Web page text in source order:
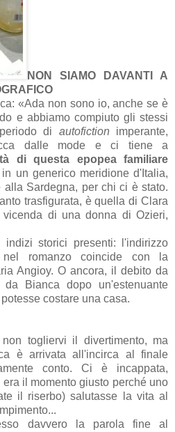
NON SIAMO DAVANTI A
«Ada non sono io, anche se è
e abbiamo compiuto gli stessi
di autofiction imperante,
dalle mode e ci tiene a
di questa epopea familiare
un generico meridione d'Italia,
Sardegna, per chi ci è stato.
trasfigurata, è quella di Clara
di una donna di Ozieri,
storici presenti: l'indirizzo
romanzo coincide con la
Angioy. O ancora, il debito da
Bianca dopo un'estenuante
costare una casa.
togliervi il divertimento, ma
è arrivata all'incirca al finale
conto. Ci è incappata,
il momento giusto perché uno
il riserbo) salutasse la vita al
davvero la parola fine al